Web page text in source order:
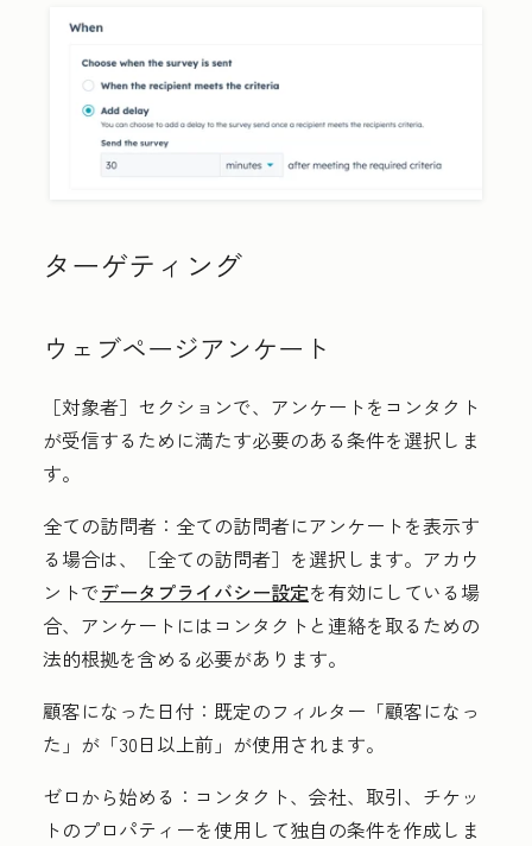
ターゲティング
ウェブページアンケート
［対象者］ セクションで、アンケートをコンタクト
が受信するために満たす必要のある条件を選択しま
す。
全ての訪問者： 全ての訪問者にアンケートを表示す
る場合は、［全ての訪問者］ を選択します。アカウ
ントでデータプライバシー設定を有効にしている場
合、アンケートにはコンタクトと連絡を取るための
法的根拠を含める必要があります。
顧客になった日付： 既定のフィルター「顧客になっ
た」が「30日以上前」 が使用されます。
ゼロから始める： コンタクト、会社、取引、チケッ
トのプロパティーを使用して独自の条件を作成しま